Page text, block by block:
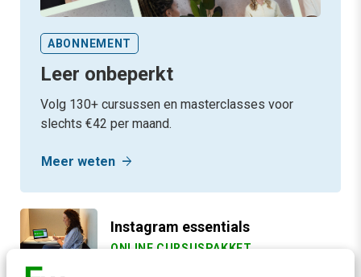
ABONNEMENT
Leer onbeperkt
Volg 130+ cursussen en masterclasses voor
slechts €42 per maand.
Meer weten arrow_forward
ONLINE CURSUSPAKKET
Instagram essentials